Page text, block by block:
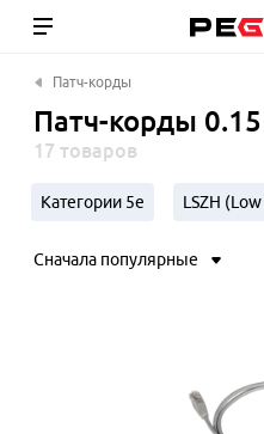
Патч-корды
Патч-корды
17 товаров
Категории 5e LSZH
Сначала популярные